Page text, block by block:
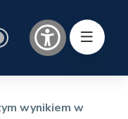
wynikiem w